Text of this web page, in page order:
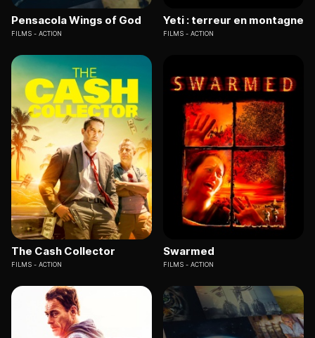
Pensacola Wings of God
FILMS ACTION
Yeti : terreur en montagne
FILMS ACTION
The Cash Collector
FILMS ACTION
Swarmed
FILMS ACTION